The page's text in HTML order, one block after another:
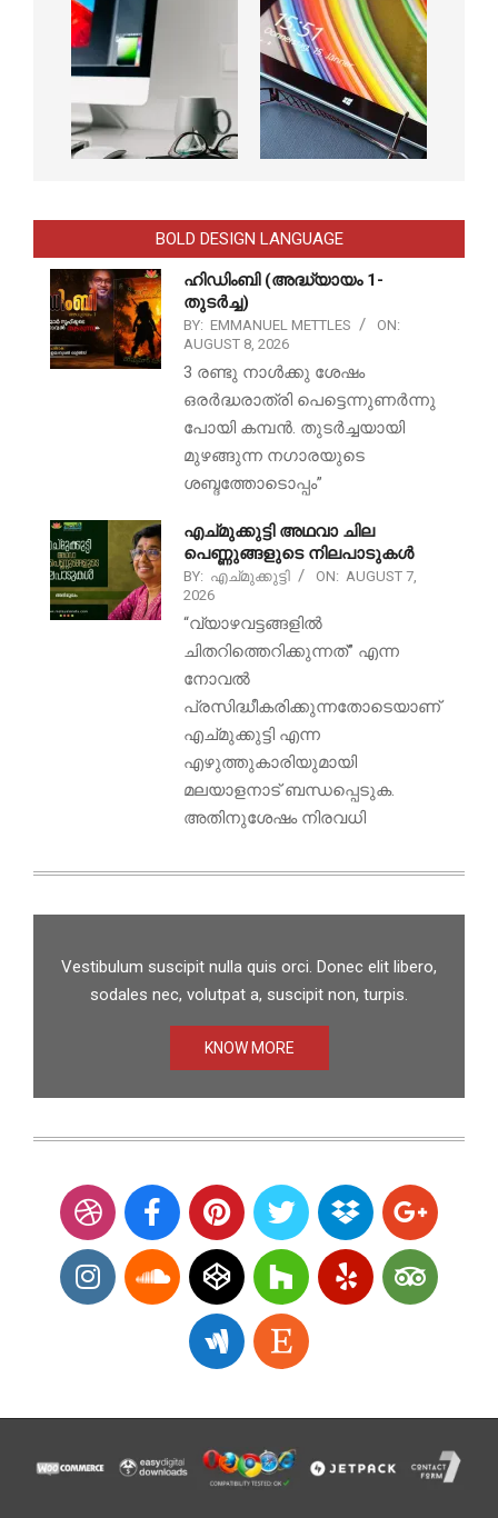
BOLD DESIGN LANGUAGE
ഹിഡിംബി (അദ്ധ്യായം 1-
തുടർച്ച)
BY: EMMANUEL METTLES
ON:
AUGUST 8, 2026
3 രണ്ടു നാൾക്കു ശേഷം
ഒരർദ്ധരാത്രി പെട്ടെന്നുണർന്നു
പോയി കമ്പൻ. തുടർച്ചയായി
മുഴങ്ങുന്ന നഗാരയുടെ
ശബ്ദത്തോടൊപ്പം”
എച്മുക്കുട്ടി അഥവാ ചില
പെണ്ണുങ്ങളുടെ നിലപാടുകൾ
BY: എച്മുക്കുട്ടി ON: AUGUST 7,
2026
“വ്യാഴവട്ടങ്ങളിൽ
ചിതറിത്തെറിക്കുന്നത്” എന്ന
നോവൽ
പ്രസിദ്ധീകരിക്കുന്നതോടെയാണ്
എച്മുക്കുട്ടി എന്ന
എഴുത്തുകാരിയുമായി
മലയാളനാട് ബന്ധപ്പെടുക.
അതിനുശേഷം നിരവധി
Vestibulum suscipit nulla quis orci. Donec elit libero,
sodales nec, volutpat a, suscipit non, turpis.
KNOW MORE